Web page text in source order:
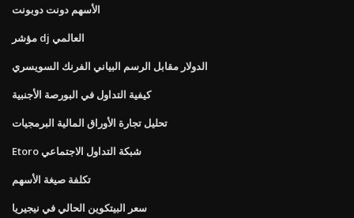
الأسهم دونت دوبونت
مؤشر dj العالمي
الدولار مقابل الرسم البياني الفرنك السويسري
كيفية التداول في البورصة الأجنبية
تحليل تجارة الأوراق المالية البرمجيات
Etoro شبكة التداول الاجتماعي
تكلفة صيغة الأسهم
سعر البيتكوين الحالي في نيجيريا